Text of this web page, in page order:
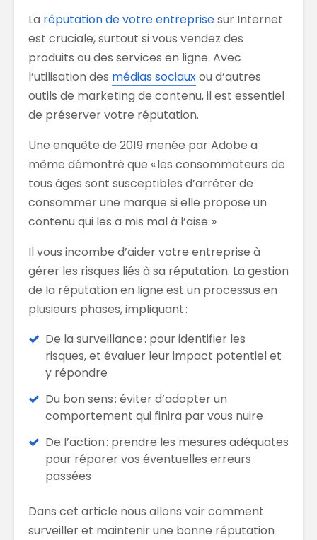
La réputation de votre entreprisesur Internet
est cruciale, surtout si vous vendez des
produits ou des services en ligne. Avec
l’utilisation des médias sociauxou d’autres
outils de marketing de contenu, il est essentiel
de préserver votre réputation.
Une enquête de 2019 menée par Adobe a
même démontré que «les consommateurs de
tous âges sont susceptibles d’arrêterde
consommer une marque si elle propose un
contenu qui les a mis mal à l’aise. »
Il vous incombe d’aider votre entreprise à
gérer les risques liés à sa réputation. La gestion
de la réputation en ligne est un processus en
plusieurs phases,impliquant :
De la surveillance: pour identifier les
risques, et évaluer leur impact potentiel et
y répondre
Du bon sens : éviter d’adopter un
comportement qui finira par vous nuire
De l’action : prendre les mesures adéquates
pour réparervos éventuelles erreurs
passées
Dans cet article nous allons voir comment
surveiller et maintenir une bonne réputation